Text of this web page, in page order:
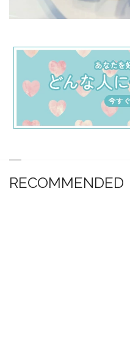
RECOMMENDED